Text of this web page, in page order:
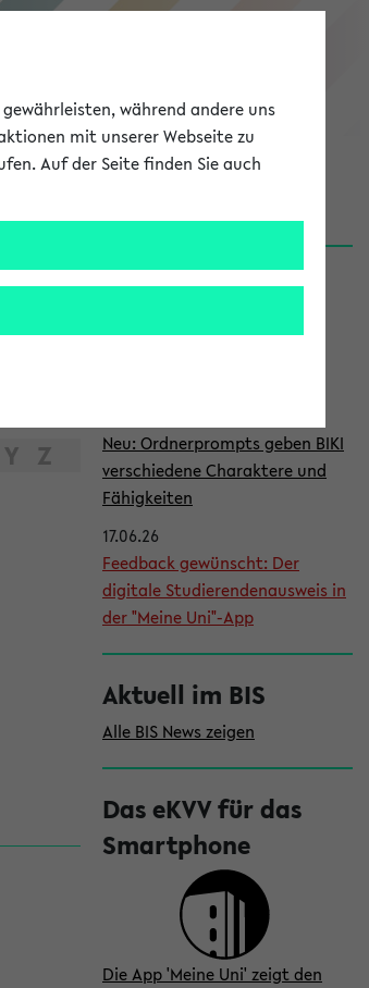
eKVV
Y Z
S
i
News
Neu: Ordnerprompts geben BIKI
verschiedene Charaktere und
Fähigkeiten
17.06.26
Feedback gewünscht: Der
digitale Studierendenausweis in
der "Meine Uni"-App
Aktuell im BIS
Alle BIS News zeigen
Das eKVV für das
Smartphone
Die App 'Meine Uni' zeigt den
während andere uns
mit unserer Webseite zu
Auf der Seite finden Sie auch